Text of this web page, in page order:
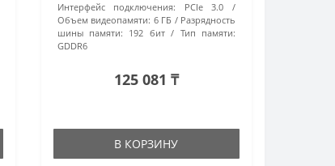
Интерфейс подключения:
PCIe 3.0
Объем видеопамяти: 6 ГБ
Разрядность
шины памяти: 192 бит
Тип памяти:
GDDR6
125 081 ₸
В КОРЗИНУ